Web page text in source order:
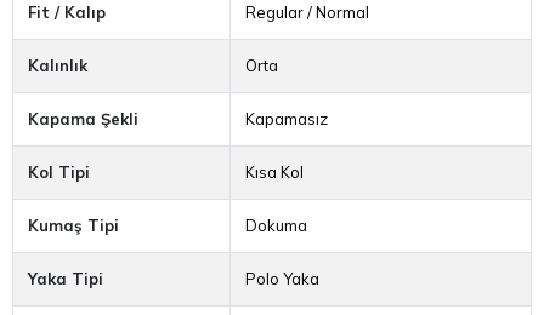
Fit / Kalıp Regular / Normal
Kalınlık Orta
Kapama Şekli Kapamasız
Kol Tipi Kısa Kol
Kumaş Tipi Dokuma
Yaka Tipi Polo Yaka